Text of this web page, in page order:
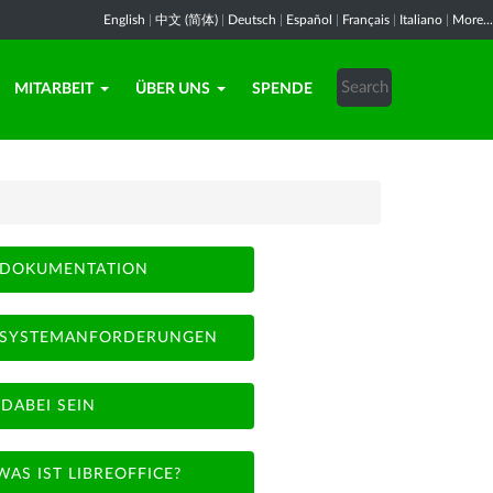
English 中文 (简体) Deutsch Español Français Italiano More...
MITARBEIT ÜBER UNS SPENDE
DOKUMENTATION
SYSTEMANFORDERUNGEN
DABEI SEIN
IST LIBREOFFICE?